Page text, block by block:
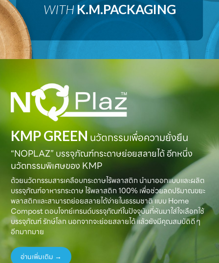
WITHK.M.PACKAGING
KMP GREEN นวัตกรรมเพื่อความยั่งยืน
“NOPLAZ” บรรจุภัณฑ์กระดาษย่อยสลายได้ อีกหนึ่ง
นวัตกรรมพิเศษของ KMP
ด้วยนวัตกรรมสารเคลือบกระดาษไร้พลาสติก นำมาออกแบบและผลิต
บรรจุภัณฑ์อาหารกระดาษ ไร้พลาสติก 100% เพื่อช่วยลดปริมาณขยะ
พลาสติกและสามารถย่อยสลายได้ง่ายในธรรมชาติ แบบ Home
Compost ตอบโจทย์เทรนด์บรรจุภัณฑ์ในปัจจุบันที่หันมาใส่ใจเลือกใช้
บรรจุภัณฑ์ รักษ์โลก นอกจากจะย่อยสลายได้ แล้วยังมีคุณสมบัติดี ๆ
อีกมากมาย
อ่านเพิ่มเติม →